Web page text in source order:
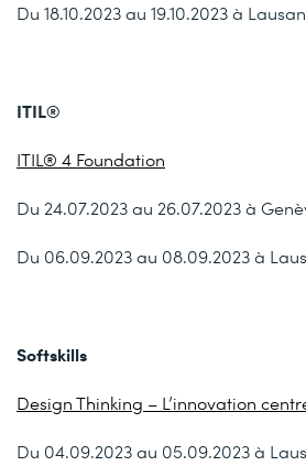
Du 18.10.2023 au 19.10.2023 à
ITIL®
ITIL® 4 Foundation
Du 24.07.2023 au 26.07.2023 à
Du 06.09.2023 au 08.09.2023 à
Softskills
Design Thinking – L’innovation
Du 04.09.2023 au 05.09.2023 à